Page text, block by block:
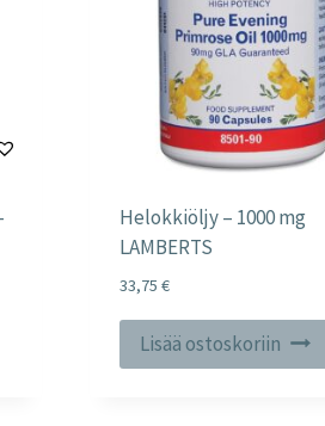
Helokkiöljy – 1000 mg
LAMBERTS
33,75 €
Lisää ostoskoriin